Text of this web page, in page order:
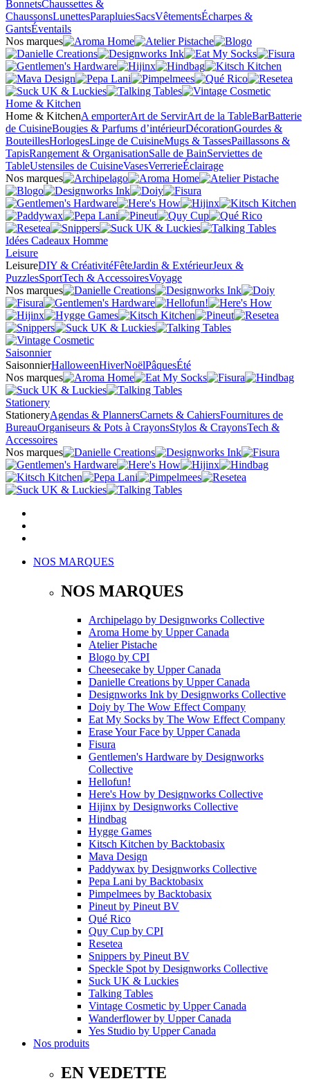
BonnetsChaussettes &
ChaussonsLunettesParapluiesSacsVêtementsÉcharpes &
GantsÉventails
Nos marques
Home & Kitchen
Home & KitchenA emporterArt de ServirArt de la TableBarBatterie
de CuisineBougies & Parfums d’intérieurDécorationGourdes &
BouteillesHorlogesLinge de CuisineMugs & TassesPaillassons &
TapisRangement & OrganisationSalle de BainServiettes de
TableUstensiles de CuisineVasesVerrerieÉclairage
Nos marques
Idées Cadeaux Homme
Leisure
LeisureDIY & CréativitéFêteJardin & ExtérieurJeux &
PuzzlesSportTech & AccessoiresVoyage
Nos marques
Saisonnier
SaisonnierHalloweenHiverNoëlPâquesÉté
Nos marques
Stationery
StationeryAgendas & PlannersCarnets & CahiersFournitures de
BureauOrganiseurs & Pots à CrayonsStylos & CrayonsTech &
Accessoires
Nos marques
NOS MARQUES
NOS MARQUES
Archipelago by Designworks Collective
Aroma Home by Upper Canada
Atelier Pistache
Blogo by CPI
Cheesecake by Upper Canada
Danielle Creations by Upper Canada
Designworks Ink by Designworks Collective
Doiy by The Wow Effect Company
Eat My Socks by The Wow Effect Company
Erase Your Face by Upper Canada
Fisura
Gentlemen's Hardware by Designworks
Collective
Hellofun!
Here's How by Designworks Collective
Hijinx by Designworks Collective
Hindbag
Hygge Games
Kitsch Kitchen by Backtobasix
Mava Design
Paddywax by Designworks Collective
Pepa Lani by Backtobasix
Pimpelmees by Backtobasix
Pineutby Pineut BV
Qué Rico
Quy Cup by CPI
Resetea
Snippers by Pineut BV
Speckle Spotby Designworks Collective
Suck UK & Luckies
Talking Tables
Vintage Cosmetic by Upper Canada
Wanderflowerby Upper Canada
Yes Studio by Upper Canada
Nos produits
EN VEDETTE